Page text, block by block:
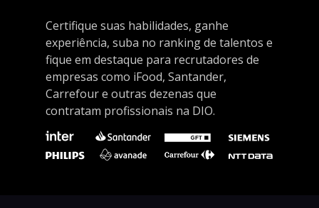
Certifique suas habilidades, ganhe
experiência, suba no ranking de talentos e
fique em destaque para recrutadores de
empresas como iFood, Santander,
Carrefour e outras dezenas que
contratam profissionais na DIO.